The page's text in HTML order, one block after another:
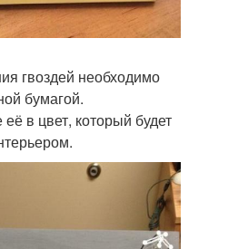
гвоздей необходимо
бумагой.
её в цвет, который будет